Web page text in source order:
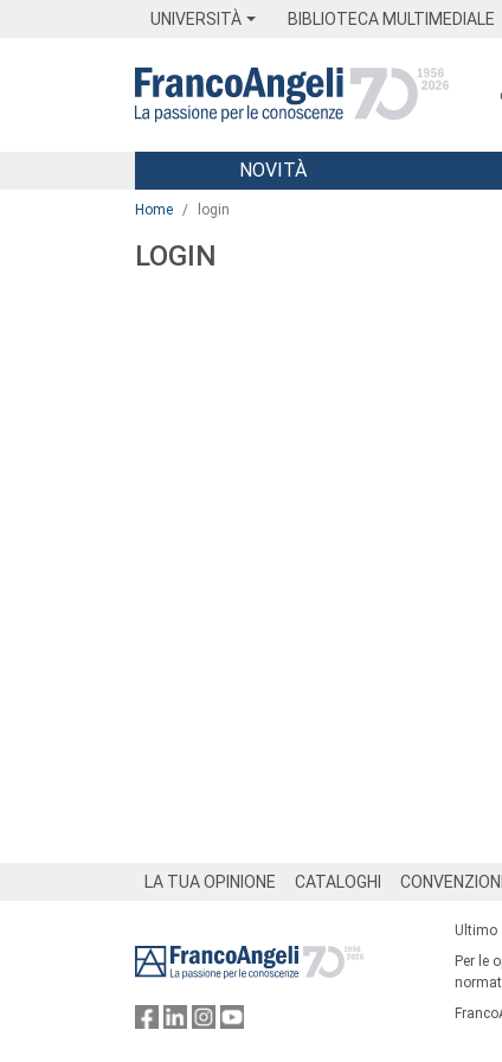
UNIVERSITÀ BIBLIOTECA MULTIMEDIALE
Menu
NOVITÀ
Home login
LOGIN
LA TUA OPINIONE CATALOGHI CONVENZIONI
Ultimo
Per le